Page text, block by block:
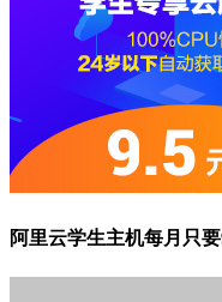
阿里云学生主机每月只